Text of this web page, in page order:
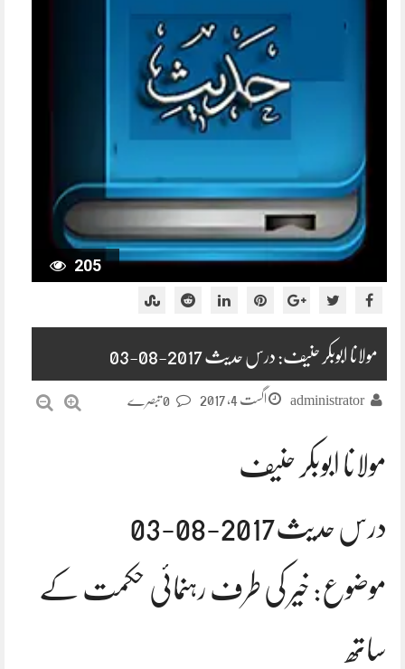
205
مولانا ابوبکر حنیف: درس حدیث 2017-08-03
administrator اگست 4, 2017
مولانا ابوبکر حنیف
درس حدیث2017-08-03
موضوع: خیر کی طرف رہنمائی حکمت کے
ساتھ